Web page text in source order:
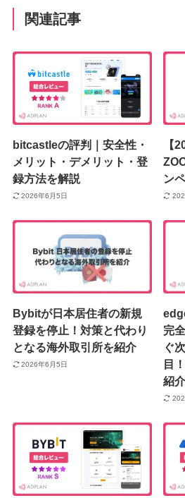
関連記事
bitcastleの評判｜安全性・
メリット・デメリット・登
録方法を解説
2026年6月5日
【
ン
Bybitが日本居住者の新規
登録を停止！対策と代わり
となる海外取引所を紹介
2026年6月5日
完
ぐ
目
紹介